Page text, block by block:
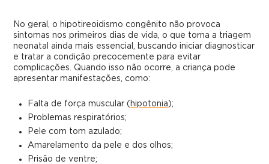
No geral, o hipotireoidismo congênito não provoca
sintomas nos primeiros dias de vida, o que torna a triagem
neonatal ainda mais essencial, buscando iniciar diagnosticar
e tratar a condição precocemente para evitar
complicações. Quando isso não ocorre, a criança pode
apresentar manifestações, como:
Falta de força muscular ( hipotonia );
Problemas respiratórios;
Pele com tom azulado;
Amarelamento da pele e dos olhos;
Prisão de ventre;